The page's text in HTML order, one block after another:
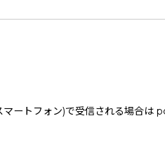
ートフォン)で受信される場合は